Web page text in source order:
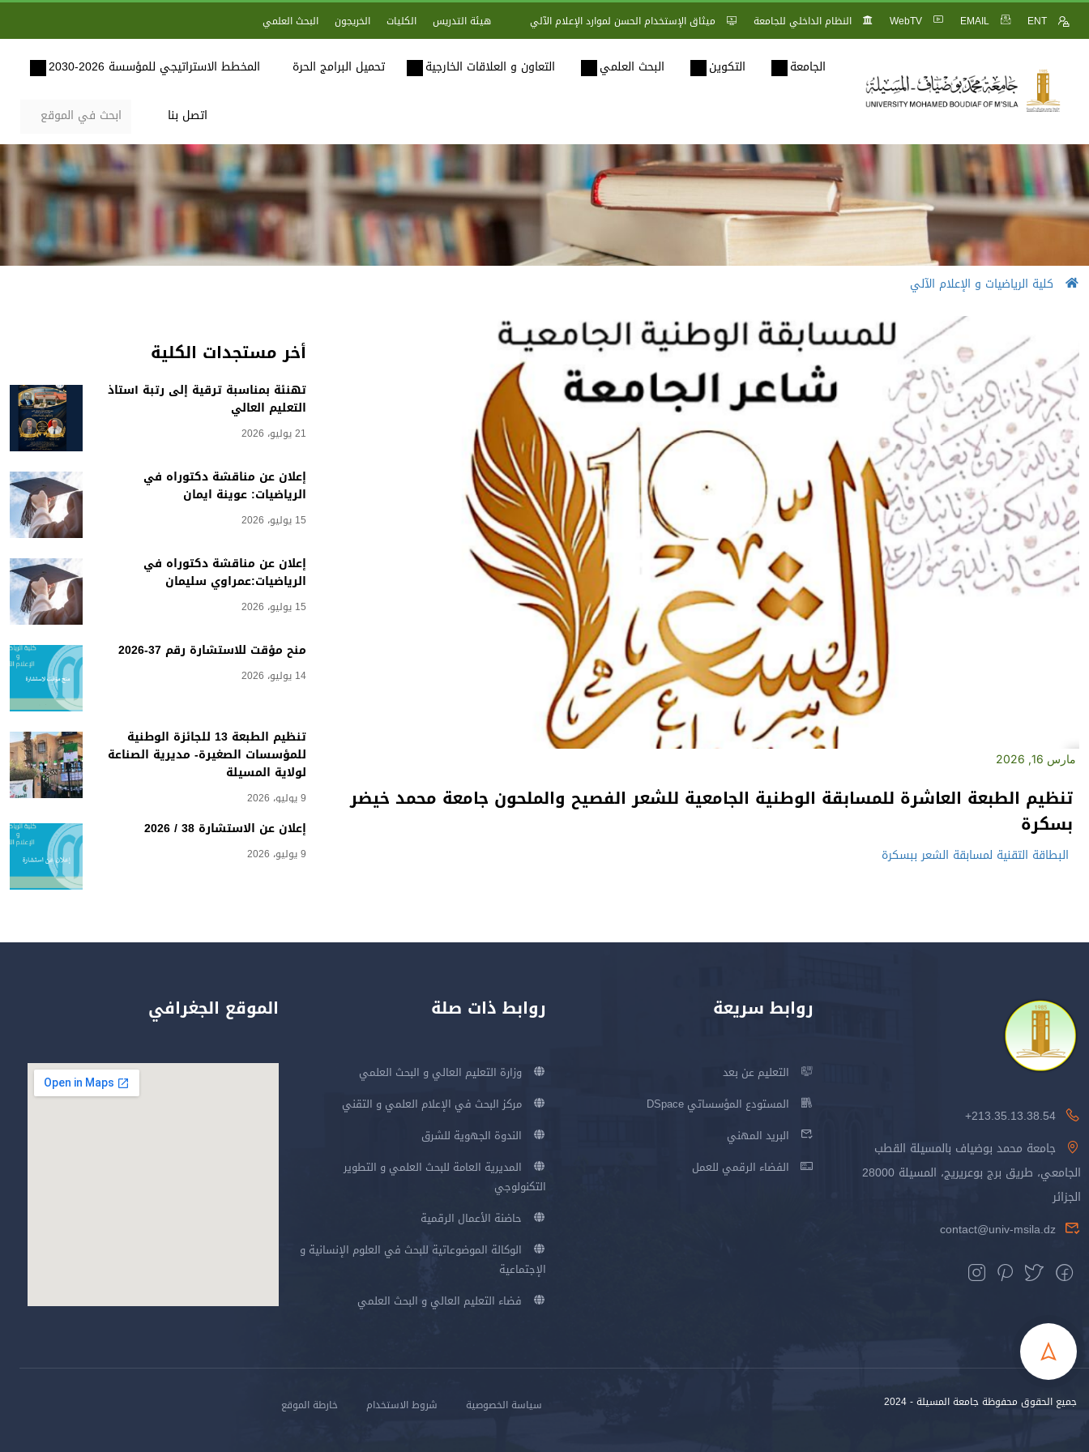
ENT
EMAIL
WebTV النظام الداخلي للجامعة ميثاق الإستخدام الحسن لموارد الإعلام الآلي هيئة التدريس الكليات الخريجون البحث العلمي
الجامعة التكوين البحث العلمي التعاون و العلاقات الخارجية تحميل البرامج الحرة المخطط الاستراتيجي للمؤسسة 2026-2030
اتصل بنا
كلية الرياضيات و الإعلام الآلي
أخر مستجدات الكلية
تهنئة بمناسبة ترقية إلى رتبة أستاذ
التعليم العالي
21 يوليو، 2026
إعلان عن مناقشة دكتوراه في
الرياضيات: عوينة ايمان
15 يوليو، 2026
إعلان عن مناقشة دكتوراه في
الرياضيات:عمراوي سليمان
15 يوليو، 2026
منح مؤقت للاستشارة رقم 37-2026
14 يوليو، 2026
تنظيم الطبعة 13 للجائزة الوطنية
للمؤسسات الصغيرة- مديرية الصناعة
لولاية المسيلة
9 يوليو، 2026
إعلان عن الاستشارة 38 / 2026
9 يوليو، 2026
مارس 16, 2026
تنظيم الطبعة العاشرة للمسابقة الوطنية الجامعية للشعر الفصيح والملحون جامعة محمد خيضر
بسكرة
البطاقة التقنية لمسابقة الشعر ببسكرة
213.35.13.38.54+
جامعة محمد بوضياف بالمسيلة القطب
الجامعي، طريق برج بوعريريج، المسيلة 28000
الجزائر
contact@univ-msila.dz
روابط سريعة
التعليم عن بعد
المستودع المؤسساتي DSpace
البريد المهني
الفضاء الرقمي للعمل
روابط ذات صلة
وزارة التعليم العالي و البحث العلمي
مركز البحث في الإعلام العلمي و التقني
الندوة الجهوية للشرق
المديرية العامة للبحث العلمي و التطوير
التكنولوجي
حاضنة الأعمال الرقمية
الوكالة الموضوعاتية للبحث في العلوم الإنسانية و
الإجتماعية
فضاء التعليم العالي و البحث العلمي
الموقع الجغرافي
جميع الحقوق محفوظة جامعة المسيلة - 2024 سياسة الخصوصية شروط الاستخدام خارطة الموقع